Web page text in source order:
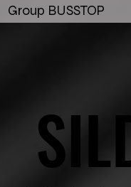
Group BUSSTOP